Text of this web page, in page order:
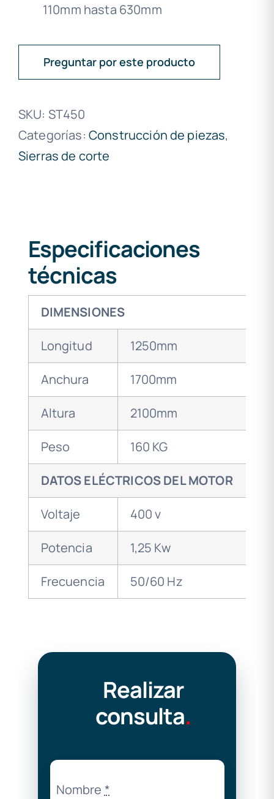
110mm hasta 630mm
Preguntar por este producto
SKU: ST450
Categorías: Construcción de piezas,
Sierras de corte
Especificaciones
técnicas
DIMENSIONES
Longitud 1250mm
Anchura 1700mm
Altura 2100mm
Peso 160 KG
DATOS ELÉCTRICOS DEL MOTOR
Voltaje 400 v
Potencia 1,25 Kw
Frecuencia 50/60 Hz
Realizar
consulta.
Nombre *